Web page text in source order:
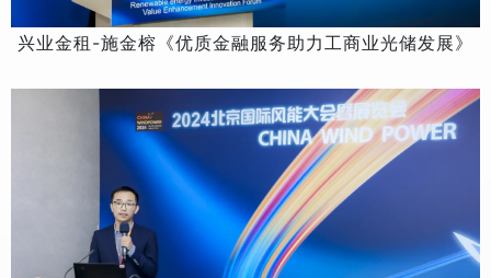
兴业金租-施金榕《优质金融服务助力工商业光储发展》